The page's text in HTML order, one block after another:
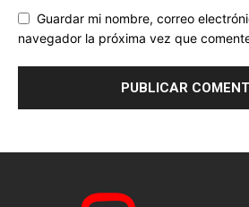
Guardar mi nombre, correo
navegador la próxima vez que